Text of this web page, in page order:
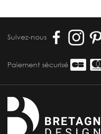
Suivez-nous
Paiement sécurisé